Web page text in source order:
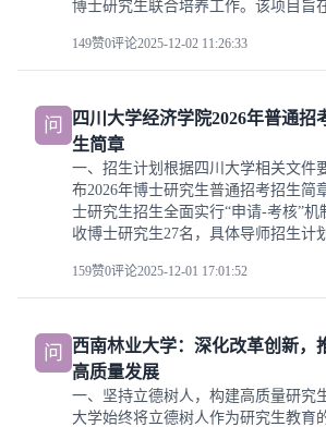
博士研究生联合培养工作。该项目旨
149赞0评论2025-12-02 11:26:33
问
四川大学经济学院2026年普通招
生简章
一、招生计划根据四川大学相关文件
布2026年博士研究生普通招考招生简
士研究生招生全面实行“申请-考核”机
收博士研究生27名，具体导师招生计
159赞0评论2025-12-01 17:01:52
问
西南林业大学：深化改革创新，
高质量发展
一、坚持立德树人，构建高质量研究
大学始终将立德树人作为研究生教育